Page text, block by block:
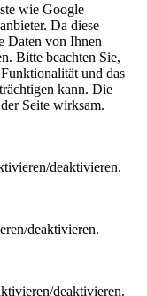
wie Google
Da diese
Daten von Ihnen
Bitte beachten Sie,
und das
kann. Die
Seite wirksam.
deaktivieren.
deaktivieren.
deaktivieren.